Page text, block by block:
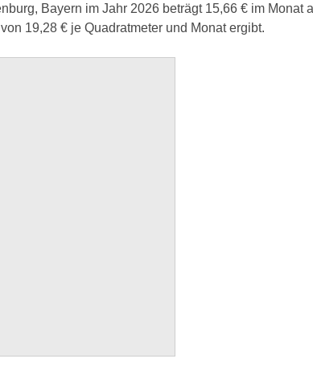
Bayern im Jahr 2026 beträgt 15,66 € im Monat
19,28 € je Quadratmeter und Monat ergibt.